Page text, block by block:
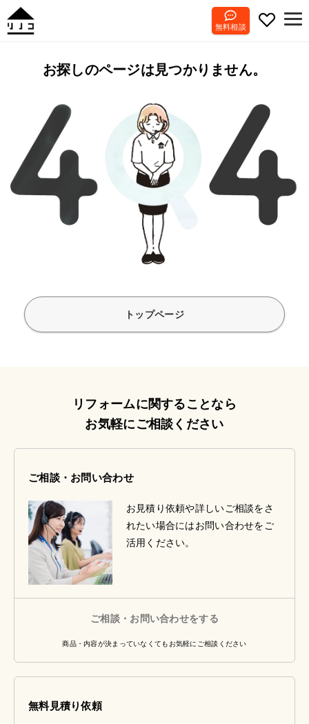
無料相談
お探しのページは見つかりません。
トップページ
リフォームに関することなら
お気軽にご相談ください
ご相談・お問い合わせ
お見積り依頼や詳しいご相談をさ
れたい場合にはお問い合わせをご
活用ください。
ご相談・お問い合わせをする
商品・内容が決まっていなくてもお気軽にご相談ください
無料見積り依頼